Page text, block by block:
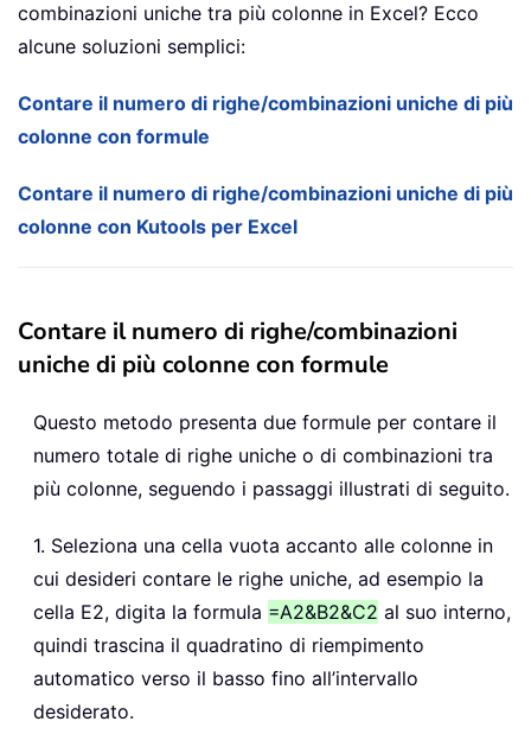
combinazioni uniche tra più colonne in Excel? Ecco
alcune soluzioni semplici:
Contare il numero di righe/combinazioni uniche di più
colonne con formule
Contare il numero di righe/combinazioni uniche di più
colonne con Kutools per Excel
Contare il numero di righe/combinazioni
uniche di più colonne con formule
Questo metodo presenta due formule per contare il
numero totale di righe uniche o di combinazioni tra
più colonne, seguendo i passaggi illustrati di seguito.
1. Seleziona una cella vuota accanto alle colonne in
cui desideri contare le righe uniche, ad esempio la
cella E2, digita la formula =A2&B2&C2 al suo interno,
quindi trascina il quadratino di riempimento
automatico verso il basso fino all’intervallo
desiderato.